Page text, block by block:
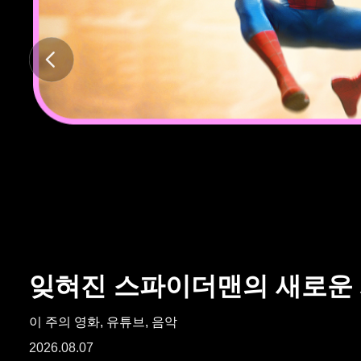
ARTICLES
LOGIN
잊혀진 스파이더맨의 새로운
이 주의 영화, 유튜브, 음악
2026.08.07